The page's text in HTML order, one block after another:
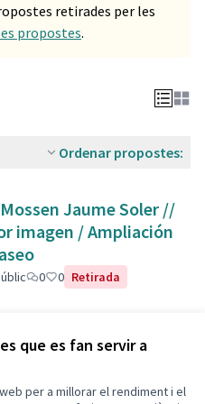
que es fan servir a
per a millorar el rendiment i el
retirades per les
propostes.
Ordenar propostes:
Jaume Soler //
imagen / Ampliación
0 0 Retirada